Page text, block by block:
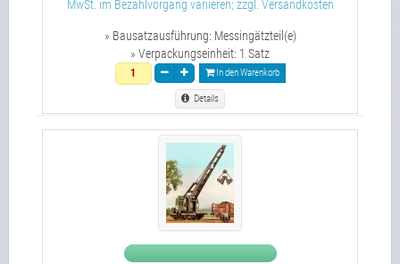
MwSt. im Bezahlvorgang variieren; zzgl. Versandkosten
» Bausatzausführung: Messingätzteil(e)
» Verpackungseinheit: 1 Satz
In den Warenkorb
Details